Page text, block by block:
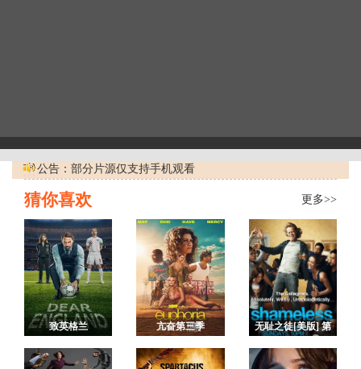
公告：部分片源仅支持手机观看
更多>>
猜你喜欢
致英格兰 亢奋第三季
无耻之徒[美版] 第